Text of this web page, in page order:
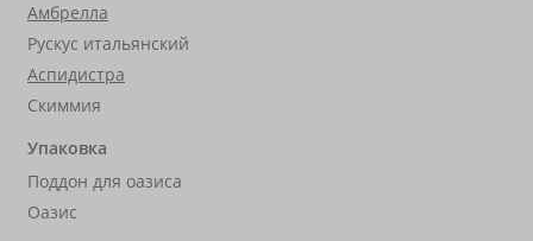
Амбрелла
Рускус итальянский
Аспидистра
Скиммия
Упаковка
Поддон для оазиса
Оазис